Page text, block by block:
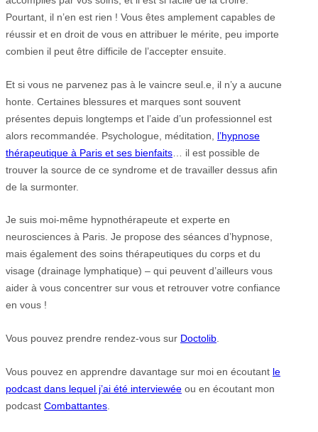
Pourtant, il n’en est rien ! Vous êtes amplement capables de
réussir et en droit de vous en attribuer le mérite, peu importe
combien il peut être difficile de l’accepter ensuite.
Et si vous ne parvenez pas à le vaincre seul.e, il n’y a aucune
honte. Certaines blessures et marques sont souvent
présentes depuis longtemps et l’aide d’un professionnel est
alors recommandée. Psychologue, méditation, l’hypnose
thérapeutique à Paris et ses bienfaits … il est possible de
trouver la source de ce syndrome et de travailler dessus afin
de la surmonter.
Je suis moi-même hypnothérapeute et experte en
neurosciences à Paris. Je propose des séances d’hypnose,
mais également des soins thérapeutiques du corps et du
visage (drainage lymphatique) – qui peuvent d’ailleurs vous
aider à vous concentrer sur vous et retrouver votre confiance
en vous !
Vous pouvez prendre rendez-vous sur Doctolib
Vous pouvez en apprendre davantage sur moi en écoutant le
podcast dans lequel j’ai été interviewée ou en écoutant mon
podcast Combattantes